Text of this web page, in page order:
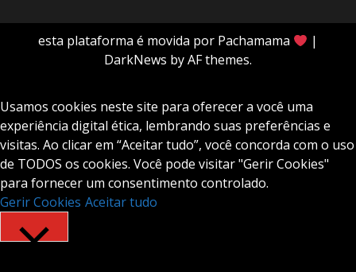
esta plataforma é movida por Pachamama
|
DarkNews by AF themes.
Usamos cookies neste site para oferecer a você uma
experiência digital ética, lembrando suas preferências e
visitas. Ao clicar em “Aceitar tudo”, você concorda com o uso
de TODOS os cookies. Você pode visitar "Gerir Cookies"
para fornecer um consentimento controlado.
Gerir Cookies Aceitar tudo